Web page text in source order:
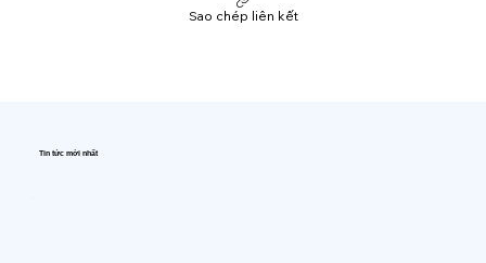
Sao chép liên kết
Tin tức mới nhất